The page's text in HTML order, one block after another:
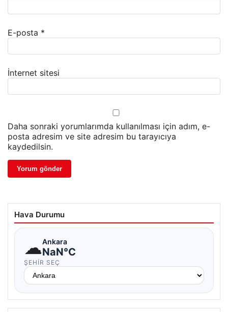
E-posta *
İnternet sitesi
Daha sonraki yorumlarımda kullanılması için adım, e-
posta adresim ve site adresim bu tarayıcıya
kaydedilsin.
Hava Durumu
☁Ankara
NaN°C
ŞEHIR SEÇ